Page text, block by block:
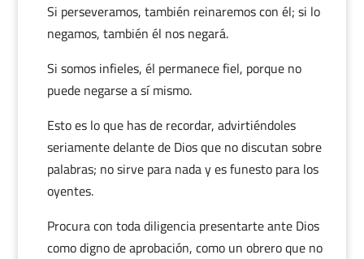
Si perseveramos, también reinaremos con él; si lo
negamos, también él nos negará.
Si somos infieles, él permanece fiel, porque no
puede negarse a sí mismo.
Esto es lo que has de recordar, advirtiéndoles
seriamente delante de Dios que no discutan sobre
palabras; no sirve para nada y es funesto para los
oyentes.
Procura con toda diligencia presentarte ante Dios
como digno de aprobación, como un obrero que no